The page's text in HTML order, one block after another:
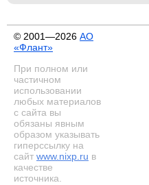
© 2001—2026 АО
«Флант»
При полном или
частичном
использовании
любых материалов
с сайта вы
обязаны явным
образом указывать
гиперссылку на
сайт www.nixp.ru в
качестве
источника.